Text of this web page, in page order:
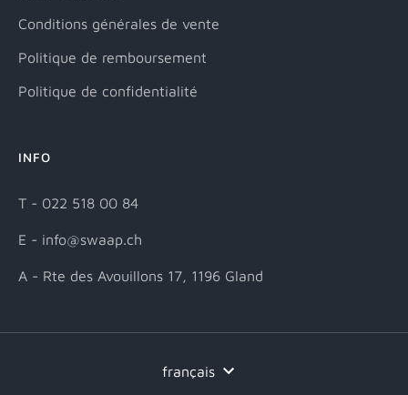
Conditions générales de vente
Politique de remboursement
Politique de confidentialité
INFO
T - 022 518 00 84
E - info@swaap.ch
A - Rte des Avouillons 17, 1196 Gland
français